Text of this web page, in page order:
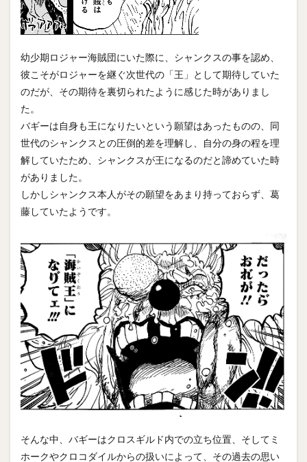
幼少期ロジャー海賊団にいた際に、シャンクスの事を認め、
彼こそがロジャーを継ぐ次世代の「王」として期待していた
のだが、その期待を裏切られたように感じた時がありまし
た。
バギーは自身も王になりたいという願望はあったものの、同
世代のシャンクスとの圧倒的差を理解し、自分の身の程を理
解していたため、シャンクスが王になるのだと諦めていた時
がありました。
しかしシャンクス本人がその願望をあまり持っておらず、葛
藤していたようです。
そんな中、バギーはクロスギルド内での立ち位置、そしてミ
ホークやクロコダイルからの扱いによって、その過去の思い